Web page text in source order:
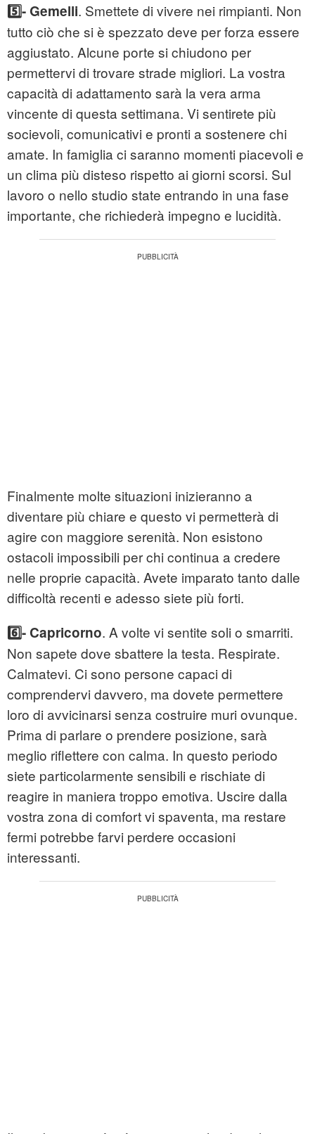
5️⃣- Gemelli. Smettete di vivere nei rimpianti. Non
tutto ciò che si è spezzato deve per forza essere
aggiustato. Alcune porte si chiudono per
permettervi di trovare strade migliori. La vostra
capacità di adattamento sarà la vera arma
vincente di questa settimana. Vi sentirete più
socievoli, comunicativi e pronti a sostenere chi
amate. In famiglia ci saranno momenti piacevoli e
un clima più disteso rispetto ai giorni scorsi. Sul
lavoro o nello studio state entrando in una fase
importante, che richiederà impegno e lucidità.
Finalmente molte situazioni inizieranno a
diventare più chiare e questo vi permetterà di
agire con maggiore serenità. Non esistono
ostacoli impossibili per chi continua a credere
nelle proprie capacità. Avete imparato tanto dalle
difficoltà recenti e adesso siete più forti.
6️⃣- Capricorno. A volte vi sentite soli o smarriti.
Non sapete dove sbattere la testa. Respirate.
Calmatevi. Ci sono persone capaci di
comprendervi davvero, ma dovete permettere
loro di avvicinarsi senza costruire muri ovunque.
Prima di parlare o prendere posizione, sarà
meglio riflettere con calma. In questo periodo
siete particolarmente sensibili e rischiate di
reagire in maniera troppo emotiva. Uscire dalla
vostra zona di comfort vi spaventa, ma restare
fermi potrebbe farvi perdere occasioni
interessanti.